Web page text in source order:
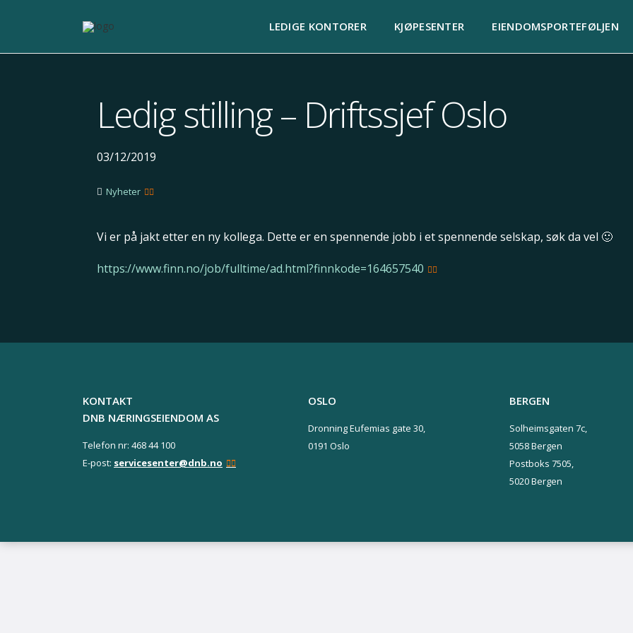
LEDIGE KONTORER KJØPESENTER EIENDOMSPORTEFØLJEN
Ledig stilling – Driftssjef Oslo
03/12/2019
Nyheter
Vi er på jakt etter en ny kollega. Dette er en spennende jobb i et spennende selskap, søk da vel 🙂
https://www.finn.no/job/fulltime/ad.html?finnkode=164657540
KONTAKT
DNB NÆRINGSEIENDOM AS
Telefon nr: 468 44 100
E-post: servicesenter@dnb.no
OSLO
Dronning Eufemias gate 30,
0191 Oslo
BERGEN
Solheimsgaten 7c,
5058 Bergen
Postboks 7505,
5020 Bergen